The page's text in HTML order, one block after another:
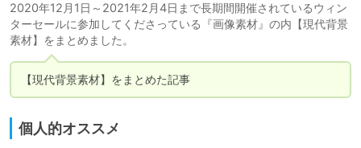
2020年12月1日～2021年2月4日まで長期間開催されているウィン
ターセールに参加してくださっている『画像素材』の内【現代背景
素材】をまとめました。
【現代背景素材】をまとめた記事
個人的オススメ